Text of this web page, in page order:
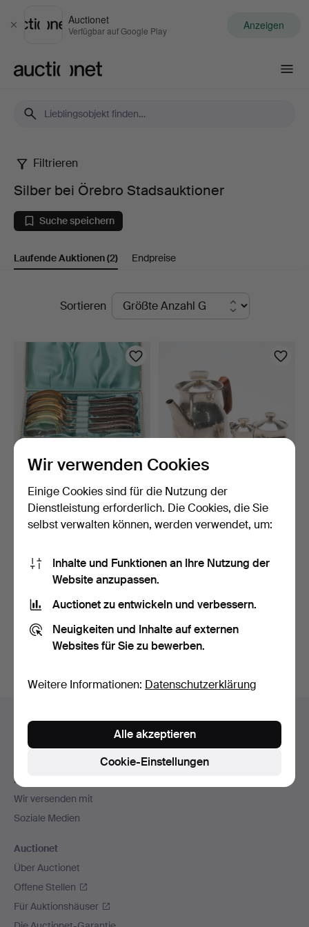
Schließen
Auctionet
Verfügbar auf Google Play Anzeigen
Silber
bei
Örebro
Stadsauktioner
Filtrieren
Silber bei Örebro Stadsauktioner
Suche speichern
Laufende Auktionen(2) Endpreise
LaufendeSortieren
KAFFELÖFFEL 6 Stück
Silber, 99 Gramm "Slot…
3 Tage
ERIC LÖFMAN.
SILBERSERVICE, 1980.
3 Tage
Suche speichern
Archiv
suchen.
Navigation
Hilfe und Kontakt
Kontakt mit dem Support aufnehmen
Zahlungsweisen
Wir versenden mit
Soziale Medien
Auctionet
Über Auctionet
Offene Stellen
Für Auktionshäuser
Wir verwenden Cookies
Einige Cookies sind für die Nutzung der
Dienstleistung erforderlich. Die Cookies, die Sie
selbst verwalten können, werden verwendet, um:
Inhalte und Funktionen an Ihre Nutzung der
Website anzupassen.
Auctionet zu entwickeln und verbessern.
Neuigkeiten und Inhalte auf externen
Websites für Sie zu bewerben.
Weitere Informationen: Datenschutzerklärung
Cookie-Einstellungen
Alle akzeptieren